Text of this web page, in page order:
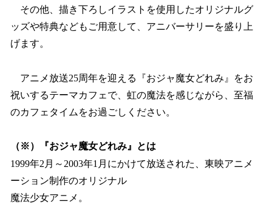
その他、描き下ろしイラストを使用したオリジナルグ
ッズや特典などもご用意して、アニバーサリーを盛り上
げます。
アニメ放送25周年を迎える『おジャ魔女どれみ』をお
祝いするテーマカフェで、虹の魔法を感じながら、至福
のカフェタイムをお過ごしください。
（※）『おジャ魔女どれみ』とは
1999年2月～2003年1月にかけて放送された、東映アニメ
ーション制作のオリジナル
魔法少女アニメ。